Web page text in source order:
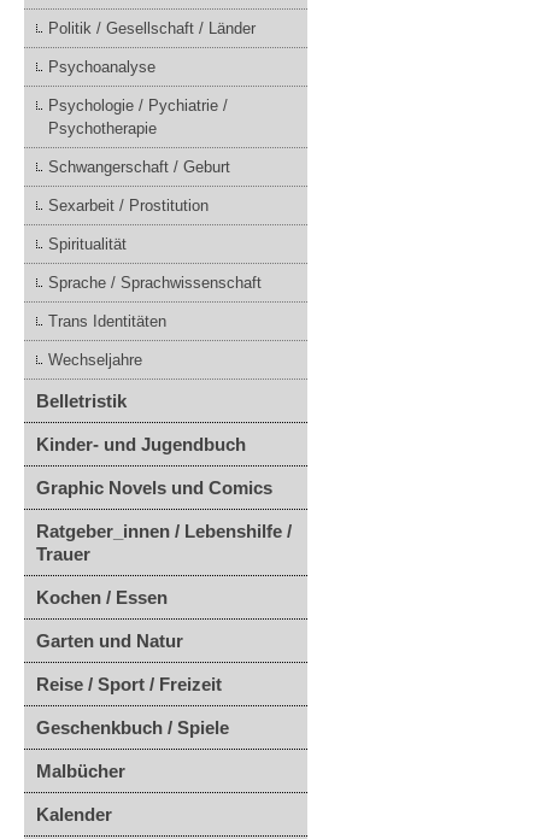
Politik / Gesellschaft / Länder
Psychoanalyse
Psychologie / Pychiatrie /
Psychotherapie
Schwangerschaft / Geburt
Sexarbeit / Prostitution
Spiritualität
Sprache / Sprachwissenschaft
Trans Identitäten
Wechseljahre
Belletristik
Kinder- und Jugendbuch
Graphic Novels und Comics
Ratgeber_innen / Lebenshilfe /
Trauer
Kochen / Essen
Garten und Natur
Reise / Sport / Freizeit
Geschenkbuch / Spiele
Malbücher
Kalender